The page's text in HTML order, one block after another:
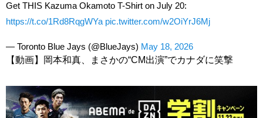
Get THIS Kazuma Okamoto T-Shirt on July 20:
https://t.co/1Rd8RqgWYa pic.twitter.com/w2OiYrJ6Mj
— Toronto Blue Jays (@BlueJays) May 18, 2026
【動画】岡本和真、まさかの“CM出演”でカナダに笑撃